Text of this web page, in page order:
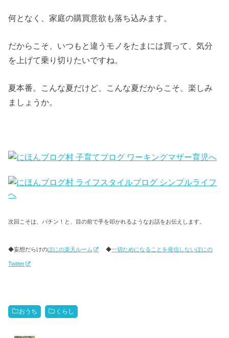
何となく、家庭の購買意欲も落ち込みます。
だからこそ、いつもと違うモノをたまには買って、気分
を上げて乗り切りたいですね。
夏本番。こんな夏だけど、こんな夏だからこそ、楽しみ
ましょうか。
次回こそは、バチン！と、目の前で手を叩かれるようなお話をお伝えします。
◆妄想だらけのぽにの楽天ルーム ◆一切ためになることを発信しないぽにの
Twitter
おうち くらし